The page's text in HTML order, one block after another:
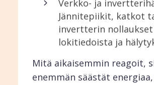
Verkko- ja
Jännitepiikit, katkot
invertterin
lokitiedoista ja
Mitä aikaisemmin reagoit,
enemmän säästät